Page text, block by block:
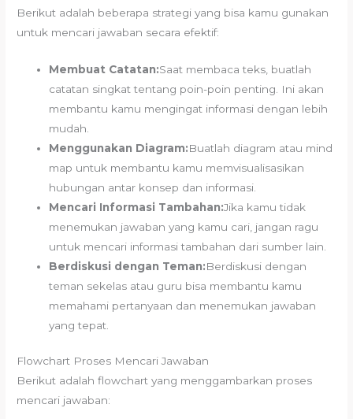
Berikut adalah beberapa strategi yang bisa kamu gunakan
untuk mencari jawaban secara efektif:
Membuat Catatan:Saat membaca teks, buatlah
catatan singkat tentang poin-poin penting. Ini akan
membantu kamu mengingat informasi dengan lebih
mudah.
Menggunakan Diagram:Buatlah diagram atau mind
map untuk membantu kamu memvisualisasikan
hubungan antar konsep dan informasi.
Mencari Informasi Tambahan:Jika kamu tidak
menemukan jawaban yang kamu cari, jangan ragu
untuk mencari informasi tambahan dari sumber lain.
Berdiskusi dengan Teman:Berdiskusi dengan
teman sekelas atau guru bisa membantu kamu
memahami pertanyaan dan menemukan jawaban
yang tepat.
Flowchart Proses Mencari Jawaban
Berikut adalah flowchart yang menggambarkan proses
mencari jawaban: